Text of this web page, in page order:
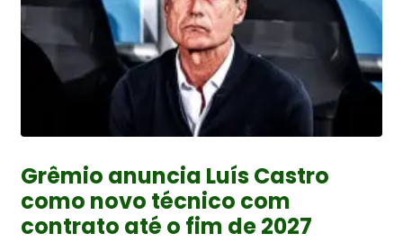
Grêmio anuncia Luís Castro
como novo técnico com
contrato até o fim de 2027